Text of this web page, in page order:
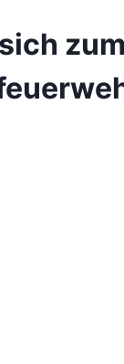
zum